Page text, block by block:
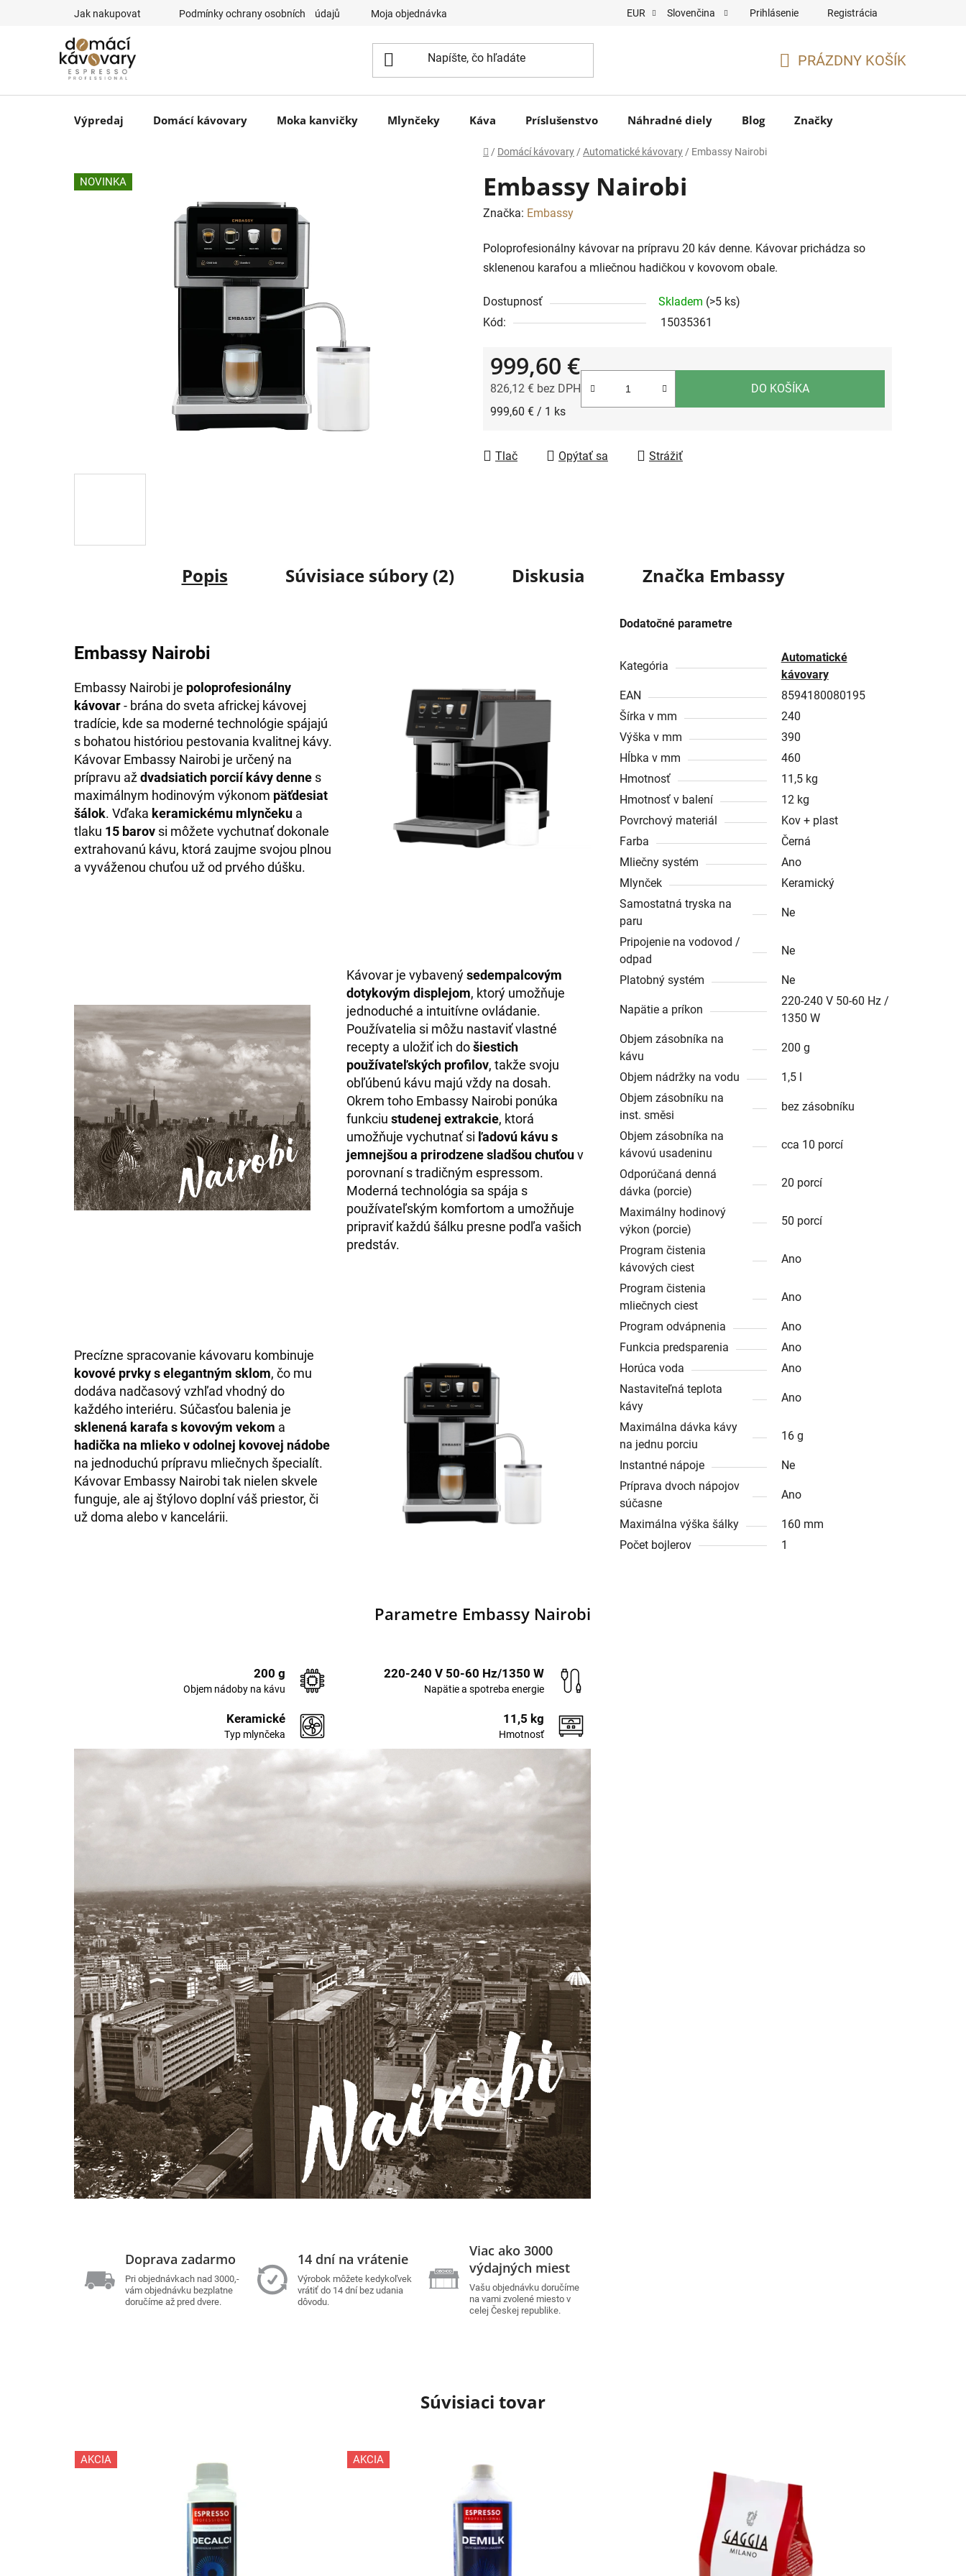
Jak nakupovat ⠀Podmínky ochrany osobních ⠀údajů Moja objednávka EUR Slovenčina Prihlásenie Registrácia
KOŠÍK
PRÁZDNY KOŠÍK
Výpredaj Domácí kávovary Moka kanvičky Mlynčeky Káva Príslušenstvo Náhradné diely Blog Značky
Domov
/ Domácí kávovary / Automatické kávovary / Embassy Nairobi
Embassy Nairobi
Značka: Embassy
Poloprofesionálny kávovar na prípravu 20 káv denne. Kávovar prichádza so
sklenenou karafou a mliečnou hadičkou v kovovom obale.
Dostupnosť Skladem (>5 ks)
Kód:
15035361
999,60 €
826,12 € bez DPH
Jednotková cena:
999,60 € / 1 ks
DO KOŠÍKA
Tlač Opýtať sa Strážiť
NOVINKA
Popis Súvisiace súbory (2) Diskusia Značka Embassy
Embassy Nairobi
Embassy Nairobi je poloprofesionálny
kávovar- brána do sveta africkej kávovej
tradície, kde sa moderné technológie spájajú
s bohatou históriou pestovania kvalitnej kávy.
Kávovar Embassy Nairobi je určený na
prípravu aždvadsiatich porcií kávy denne s
maximálnym hodinovým výkonom päťdesiat
šálok. Vďaka keramickému mlynčeku a
tlaku 15 barov si môžete vychutnať dokonale
extrahovanú kávu, ktorá zaujme svojou plnou
a vyváženou chuťou už od prvého dúšku.
Kávovar je vybavenýsedempalcovým
dotykovým displejom, ktorý umožňuje
jednoduché a intuitívne ovládanie.
Používatelia si môžu nastaviť vlastné
recepty a uložiť ich došiestich
používateľských profilov, takže svoju
obľúbenú kávu majú vždy na dosah.
Okrem toho Embassy Nairobi ponúka
funkciustudenej extrakcie, ktorá
umožňuje vychutnať si ľadovú kávu s
jemnejšou a prirodzene sladšou chuťouv
porovnaní s tradičným espressom.
Moderná technológia sa spája s
používateľským komfortom a umožňuje
pripraviť každú šálku presne podľa vašich
predstáv.
Precízne spracovanie kávovaru kombinuje
kovové prvky s elegantným sklom, čo mu
dodáva nadčasový vzhľad vhodný do
každého interiéru. Súčasťou balenia je
sklenená karafa s kovovým vekom a
hadička na mlieko v odolnej kovovej nádobe
na jednoduchú prípravu mliečnych špecialít.
Kávovar Embassy Nairobi tak nielen skvele
funguje, ale aj štýlovo doplní váš priestor, či
už doma alebo v kancelárii.
Parametre Embassy Nairobi
200 g
Objem nádoby na kávu
220-240 V 50-60 Hz/1350 W
Napätie a spotreba energie
Keramické
Typ mlynčeka
11,5 kg
Hmotnosť
Doprava zadarmo
Pri objednávkach nad 3000,-
vám objednávku bezplatne
doručíme až pred dvere.
14 dní na vrátenie
Výrobok môžete kedykoľvek
vrátiť do 14 dní bez udania
dôvodu.
Viac ako 3000
výdajných miest
Vašu objednávku doručíme
na vami zvolené miesto v
celej Českej republike.
Dodatočné parametre
Kategória
Automatické
kávovary
EAN
8594180080195
Šírka v mm
240
Výška v mm
390
Hĺbka v mm
460
Hmotnosť
11,5 kg
Hmotnosť v balení
12 kg
Povrchový materiál
Kov + plast
Farba
Černá
Mliečny systém
Ano
Mlynček
Keramický
Samostatná tryska na
paru
Ne
Pripojenie na vodovod /
odpad
Ne
Platobný systém Ne
Napätie a príkon
220-240 V 50-60 Hz /
1350 W
Objem zásobníka na
kávu
200 g
Objem nádržky na vodu
1,5 l
Objem zásobníku na
inst. směsi
bez zásobníku
Objem zásobníka na
kávovú usadeninu
cca 10 porcí
Odporúčaná denná
dávka (porcie)
20 porcí
Maximálny hodinový
výkon (porcie)
50 porcí
Program čistenia
kávových ciest
Ano
Program čistenia
mliečnych ciest
Ano
Program odvápnenia
Ano
Funkcia predsparenia
Ano
Horúca voda
Ano
Nastaviteľná teplota
kávy
Ano
Maximálna dávka kávy
na jednu porciu
16 g
Instantné nápoje
Ne
Príprava dvoch nápojov
súčasne
Ano
Maximálna výška šálky
160 mm
Počet bojlerov
1
Súvisiaci tovar
AKCIA AKCIA